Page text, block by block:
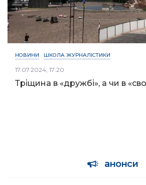
НОВИНИ ШКОЛА ЖУРНАЛІСТИКИ
17.07.2024, 17:20
Тріщина в «дружбі», а чи в
анонси